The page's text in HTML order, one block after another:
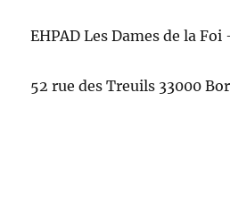
EHPAD Les Dames de la Foi
52 rue des Treuils 33000